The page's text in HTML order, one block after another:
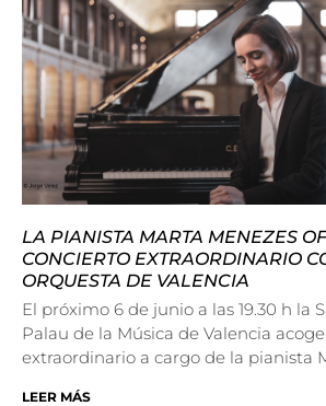
LA PIANISTA MARTA MENEZES
CONCIERTO EXTRAORDINARIO
ORQUESTA DE VALENCIA
El próximo 6 de junio a las 19.30 h la
Palau de la Música de Valencia
extraordinario a cargo de la pianista
LEER MÁS